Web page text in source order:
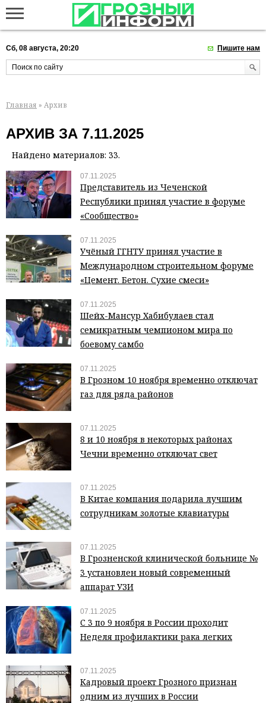
Сб, 08 августа, 20:20 Пишите нам
Главная » Архив
АРХИВ ЗА 7.11.2025
Найдено материалов: 33.
07.11.2025
Представитель из Чеченской
Республики принял участие в форуме
«Сообщество»
07.11.2025
Учёный ГГНТУ принял участие в
Международном строительном форуме
«Цемент. Бетон. Сухие смеси»
07.11.2025
Шейх-Мансур Хабибулаев стал
семикратным чемпионом мира по
боевому самбо
07.11.2025
В Грозном 10 ноября временно отключат
газ для ряда районов
07.11.2025
8 и 10 ноября в некоторых районах
Чечни временно отключат свет
07.11.2025
В Китае компания подарила лучшим
сотрудникам золотые клавиатуры
07.11.2025
В Грозненской клинической больнице №
3 установлен новый современный
аппарат УЗИ
07.11.2025
С 3 по 9 ноября в России проходит
Неделя профилактики рака легких
07.11.2025
Кадровый проект Грозного признан
одним из лучших в России